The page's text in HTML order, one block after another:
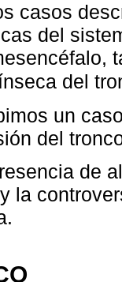
casos
del
del
un
del
de
la